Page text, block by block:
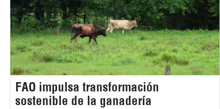
FAO impulsa transformación
sostenible de la ganadería